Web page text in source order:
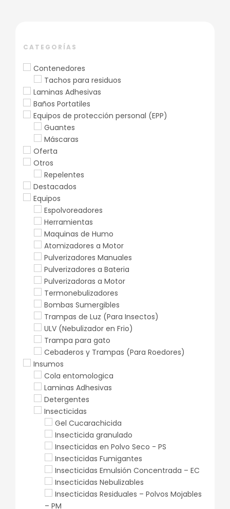
CATEGORÍAS
Contenedores
Tachos para residuos
Laminas Adhesivas
Baños Portatiles
Equipos de protección personal (EPP)
Guantes
Máscaras
Oferta
Otros
Repelentes
Destacados
Equipos
Espolvoreadores
Herramientas
Maquinas de Humo
Atomizadores a Motor
Pulverizadores Manuales
Pulverizadores a Bateria
Pulverizadoras a Motor
Termonebulizadores
Bombas Sumergibles
Trampas de Luz (Para Insectos)
ULV (Nebulizador en Frio)
Trampa para gato
Cebaderos y Trampas (Para Roedores)
Insumos
Cola entomologica
Laminas Adhesivas
Detergentes
Insecticidas
Gel Cucarachicida
Insecticida granulado
Insecticidas en Polvo Seco - PS
Insecticidas Fumigantes
Insecticidas Emulsión Concentrada – EC
Insecticidas Nebulizables
Insecticidas Residuales – Polvos Mojables
– PM